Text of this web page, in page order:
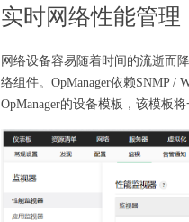
实时网络性能管理
网络设备容易随着时间的流逝而
络组件。OpManager依赖SNMP
OpManager的设备模板，该模板